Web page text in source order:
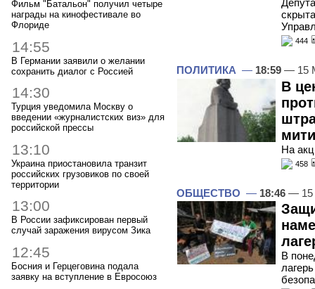
Фильм "Батальон" получил четыре
награды на кинофестивале во
Флориде
14:55
В Германии заявили о желании
сохранить диалог с Россией
14:30
Турция уведомила Москву о
введении «журналистских виз» для
российской прессы
13:10
Украина приостановила транзит
российских грузовиков по своей
территории
13:00
В России зафиксирован первый
случай заражения вирусом Зика
12:45
Босния и Герцеговина подала
заявку на вступление в Евросоюз
444
ПОЛИТИКА — 18:59 — 15
В
На
458
ОБЩЕСТВО — 18:46 — 15
В